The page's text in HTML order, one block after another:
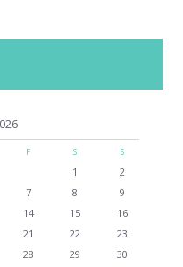
F S S
1
2
7 8
9
14 15
16
21 22
23
28 29
30